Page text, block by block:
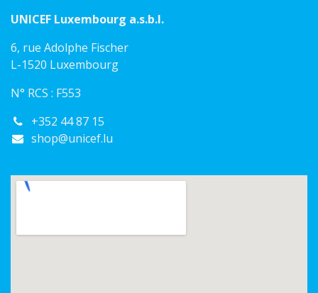
UNICEF Luxembourg a.s.b.l.
6, rue Adolphe Fischer
L-1520 Luxembourg
N° RCS : F553
+352 44 87 15
shop@unicef.lu